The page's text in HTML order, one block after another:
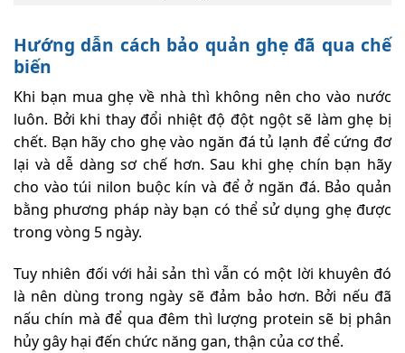
Hướng dẫn cách bảo quản ghẹ đã qua chế
biến
Khi bạn mua ghẹ về nhà thì không nên cho vào nước
luôn. Bởi khi thay đổi nhiệt độ đột ngột sẽ làm ghẹ bị
chết. Bạn hãy cho ghẹ vào ngăn đá tủ lạnh để cứng đơ
lại và dễ dàng sơ chế hơn. Sau khi ghẹ chín bạn hãy
cho vào túi nilon buộc kín và để ở ngăn đá. Bảo quản
bằng phương pháp này bạn có thể sử dụng ghẹ được
trong vòng 5 ngày.
Tuy nhiên đối với hải sản thì vẫn có một lời khuyên đó
là nên dùng trong ngày sẽ đảm bảo hơn. Bởi nếu đã
nấu chín mà để qua đêm thì lượng protein sẽ bị phân
hủy gây hại đến chức năng gan, thận của cơ thể.